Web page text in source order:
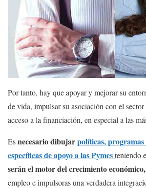
Por tanto, hay que apoyar y mejorar su
de vida, impulsar su asociación con el
acceso a la financiación, en especial a las
Esnecesario dibujarpolíticas,
específicas de apoyo a las Pymesteniendo
serán el motor del crecimiento económico,
empleo e impulsoras una verdadera